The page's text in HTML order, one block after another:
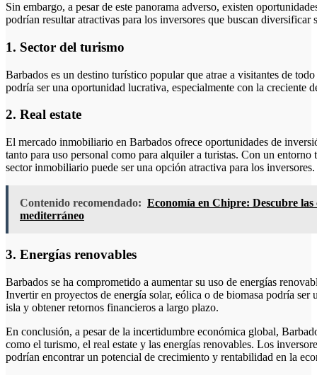
Sin embargo, a pesar de este panorama adverso, existen
podrían resultar atractivas para los inversores que buscan diversificar
1. Sector del turismo
Barbados es un destino turístico popular que atrae a visitantes de
podría ser una oportunidad lucrativa, especialmente con la creciente
2. Real estate
El mercado inmobiliario en Barbados ofrece oportunidades de
tanto para uso personal como para alquiler a turistas. Con un
sector inmobiliario puede ser una opción atractiva para los inversores.
Contenido recomendado: Economía en Chipre: Descubre las
mediterráneo
3. Energías renovables
Barbados se ha comprometido a aumentar su uso de energías
Invertir en proyectos de energía solar, eólica o de biomasa podría
isla y obtener retornos financieros a largo plazo.
En conclusión, a pesar de la incertidumbre económica global,
como el turismo, el real estate y las energías renovables. Los
podrían encontrar un potencial de crecimiento y rentabilidad en la